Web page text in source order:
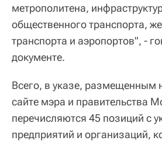
метрополитена,
общественного транспорта,
транспорта и аэропортов", -
документе.
Всего, в указе, размещенным
сайте мэра и правительства
перечисляются 45 позиций с
предприятий и организаций,